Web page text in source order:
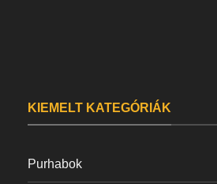
KIEMELT KATEGÓRIÁK
Purhabok